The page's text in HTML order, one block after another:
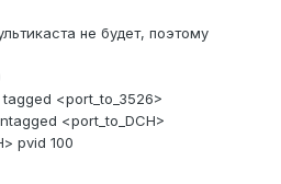
не будет, поэтому
<port_to_3526>
<port_to_DCH>
pvid 100